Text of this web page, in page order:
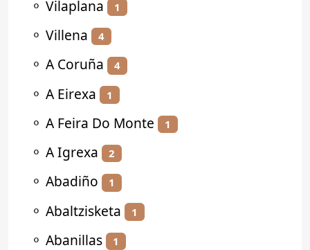
⚬ Vilaplana 1
⚬ Villena 4
⚬ A Coruña 4
⚬ A Eirexa 1
⚬ A Feira Do Monte 1
⚬ A Igrexa 2
⚬ Abadiño 1
⚬ Abaltzisketa 1
⚬ Abanillas 1